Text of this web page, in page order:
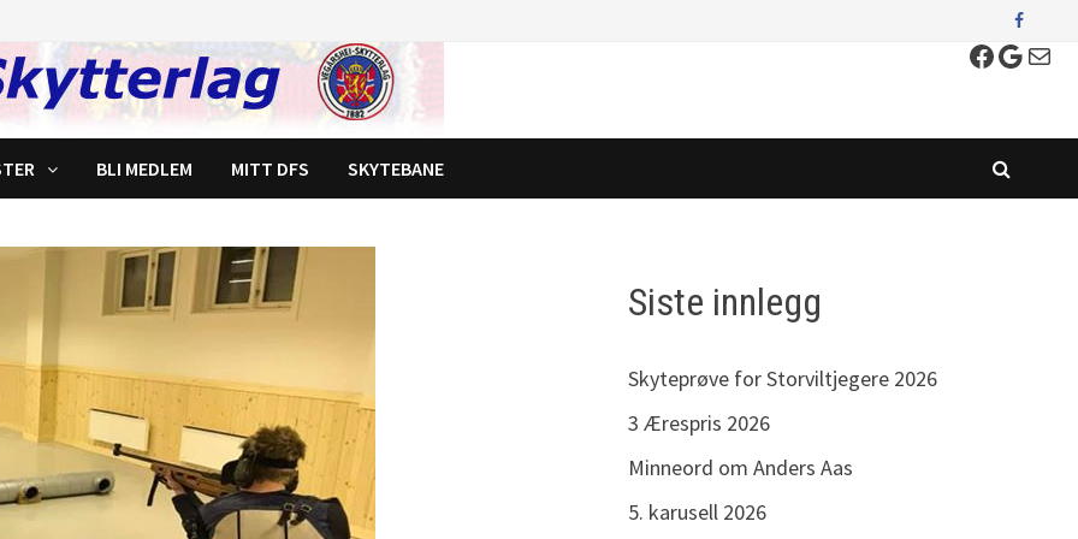
E-post
BLI MEDLEM MITT DFS SKYTEBANE
Siste innlegg
Skyteprøve for Storviltjegere 2026
3 Ærespris 2026
Minneord om Anders Aas
5. karusell 2026